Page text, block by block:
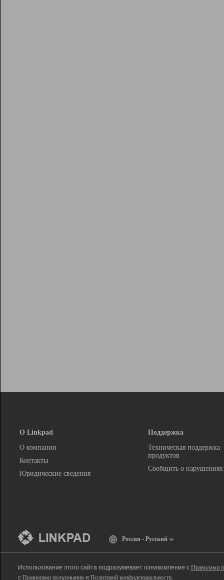
О Linkpad
О компании
Контакты
Юридические сведения
Поддержка
Техническая поддержка
продуктов
Сообщить о нарушениях
Россия - Русский
Использование этого сайта подразумевает ознакомление с Правилами
с Правилами пользования и Политикой конфиденциальности.